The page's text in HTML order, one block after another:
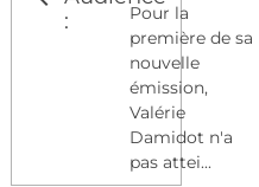
Pour la
première de sa
nouvelle
émission,
Valérie
Damidot n'a
pas attei...